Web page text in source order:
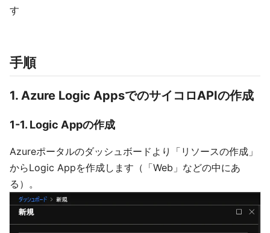
す
手順
1. Azure Logic AppsでのサイコロAPIの作成
1-1. Logic Appの作成
Azureポータルのダッシュボードより「リソースの作成」
からLogic Appを作成します（「Web」などの中にあ
る）。